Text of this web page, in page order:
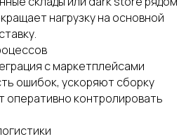
нагрузку на основной
с маркетплейсами
ошибок, ускоряют сборку
оперативно контролировать
начать